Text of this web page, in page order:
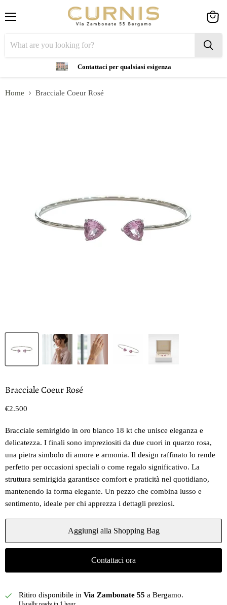
Contattaci per qualsiasi esigenza
cart
Home Bracciale Coeur Rosé
Bracciale Coeur Rosé
Prezzo oggi
€2.500
Bracciale semirigido in oro bianco 18 kt che unisce eleganza e
delicatezza. I finali sono impreziositi da due cuori in quarzo rosa,
una pietra simbolo di amore e armonia. Il design raffinato lo rende
perfetto per occasioni speciali o come regalo significativo. La
struttura semirigida garantisce comfort e praticità nel quotidiano,
mantenendo la forma elegante. Un pezzo che combina lusso e
sentimento, ideale per chi apprezza i dettagli preziosi.
Aggiungi alla Shopping Bag
Contattaci ora
Ritiro disponibile in Via Zambonate 55 a Bergamo.